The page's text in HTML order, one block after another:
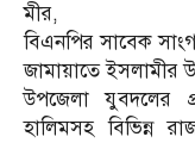
মীর,
বিএনপির সাবেক
জামায়াতে ইসলামীর
উপজেলা যুবদলের
হালিমসহ বিভিন্ন